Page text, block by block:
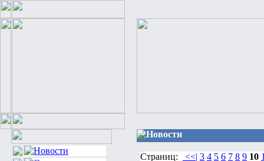
Новости
Страниц: <<| 3 4 5 6 7 8 9 10